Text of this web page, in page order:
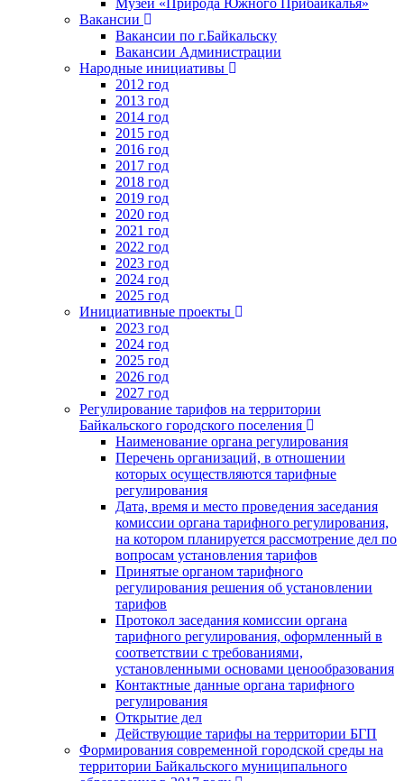
Вакансии
Вакансии по г.Байкальску
Вакансии Администрации
Народные инициативы
2012 год
2013 год
2014 год
2015 год
2016 год
2017 год
2018 год
2019 год
2020 год
2021 год
2022 год
2023 год
2024 год
2025 год
Инициативные проекты
2023 год
2024 год
2025 год
2026 год
2027 год
Регулирование тарифов на территории
Байкальского городского поселения
Наименование органа регулирования
Перечень организаций, в отношении
которых осуществляются тарифные
регулирования
Дата, время и место проведения заседания
комиссии органа тарифного регулирования,
на котором планируется рассмотрение дел по
вопросам установления тарифов
Принятые органом тарифного
регулирования решения об установлении
тарифов
Протокол заседания комиссии органа
тарифного регулирования, оформленный в
соответствии с требованиями,
установленными основами ценообразования
Контактные данные органа тарифного
регулирования
Открытие дел
Действующие тарифы на территории БГП
Формирования современной городской среды на
территории Байкальского муниципального